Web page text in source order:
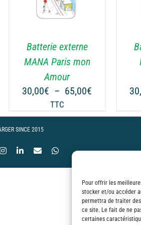
Pour offrir les
stocker et/ou accéder
permettra de traiter
ce site. Le fait de ne
certaines
Batterie externe
MANA Paris mon
Amour
30,00€ – 65,00€
prix :
TTC
A
LES
OPTIONS
PEUVENT
ÊTRE
CHOISIES
SUR
LA
DU
PRODUIT
SINCE 2015
InstagramLinkedIn
EmailWhatsApp